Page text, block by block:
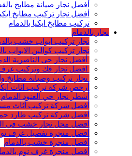
أفضل نجار صيانة مطابخ
أفضل نجار تركيب مطابخ
تركيب مطابخ ايكيا بالدمام
نجار بالدمام
نجار تركيب ابواب خشب
نجار تركيب كوالين الابواب
أفضل نجار حي الناصرية
افضل نجار فك وتركيب غرف
نجار تركيب وصيانة مطابخ
أرخص شركة تركيب اثاث ايكيا
أشطر نجار حي العنود الدمام 30% خصم
أفضل شركة تركيب أثاث
أفضل شركة تركيب طارد
أفضل محل نجار خشب في
أفضل منجرة تفصيل غرف نوم
أفضل منجرة خشب بالدمام
أفضل منجرة غرف نوم